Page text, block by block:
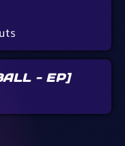
- EP]